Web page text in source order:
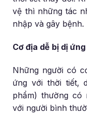
vệ thì những tác
nhập và gây bệnh.
Cơ địa dễ bị dị ứng
Những người có
ứng với thời tiết,
phẩm) thường
với người bình